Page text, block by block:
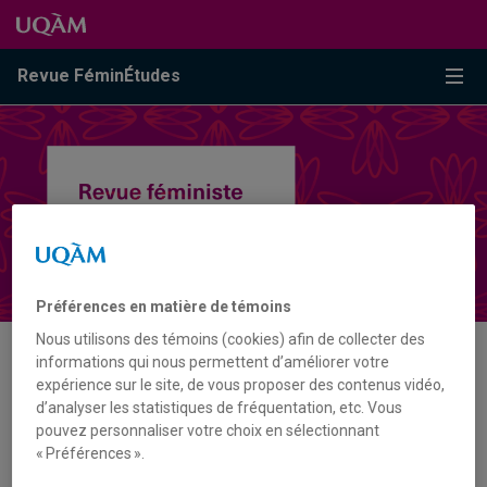
Passer au contenu
Accéder au menu principal
Accéder à la recherche
Passer au contenu
Accéder au menu principal
Revue FéminÉtudes
AUTEUR·RICE
HEÏDI CLÉROUIN
Préférences en matière de témoins
Nous utilisons des témoins (cookies) afin de collecter des
informations qui nous permettent d’améliorer votre
expérience sur le site, de vous proposer des contenus vidéo,
d’analyser les statistiques de fréquentation, etc. Vous
pouvez personnaliser votre choix en sélectionnant
« Préférences ».